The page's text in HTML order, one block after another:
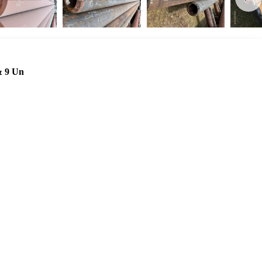
9 Un